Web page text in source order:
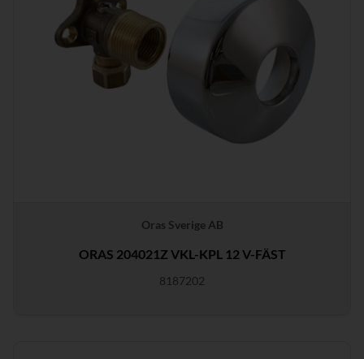
Oras Sverige AB
ORAS 204021Z VKL-KPL 12 V-FÄST
8187202